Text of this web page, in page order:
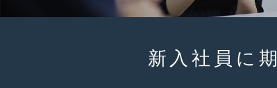
新入社員に